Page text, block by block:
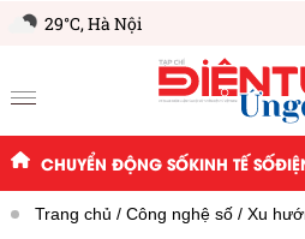
29°C,Hà Nội
CHUYỂN ĐỘNG SỐKINH TẾ SỐ
Trang chủ Công nghệ số Xu